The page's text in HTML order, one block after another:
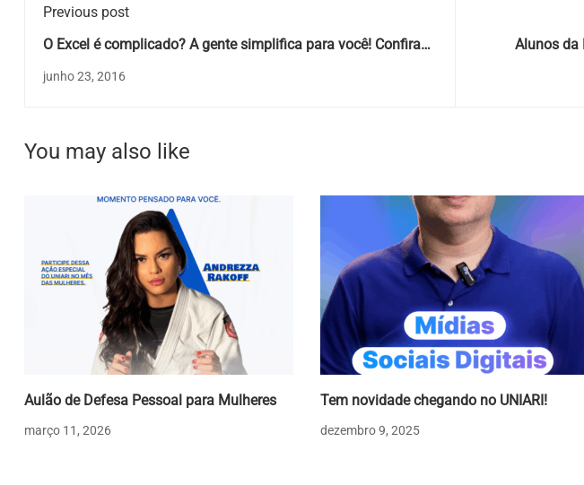
Previous post
O Excel é complicado? A gente simplifica para você! Confira
agora 28 fórmulas e atalhos do Excel.
junho 23, 2016
Alunos da
You may also like
Aulão de Defesa Pessoal para Mulheres
março 11, 2026
Tem novidade chegando no UNIARI!
dezembro 9, 2025